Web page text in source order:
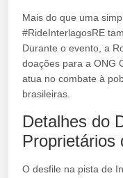
Mais do que uma
#RideInterlagosRE
Durante o evento, a
doações para a ONG
atua no combate à
brasileiras.
Detalhes do
Proprietários
O desfile na pista de